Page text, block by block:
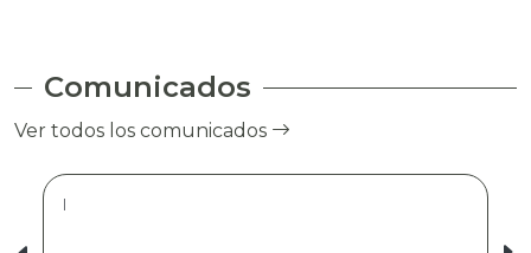
Comunicados
Ver todos los comunicados
|